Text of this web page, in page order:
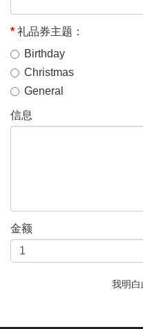
礼品券主题：
Birthday
Christmas
General
信息
金额
我明白